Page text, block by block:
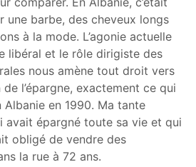
une barbe, des cheveux longs
à la mode. L’agonie actuelle
libéral et le rôle dirigiste des
nous amène tout droit vers
l’épargne, exactement ce qui
Albanie en 1990. Ma tante
avait épargné toute sa vie et qui
obligé de vendre des
la rue à 72 ans.